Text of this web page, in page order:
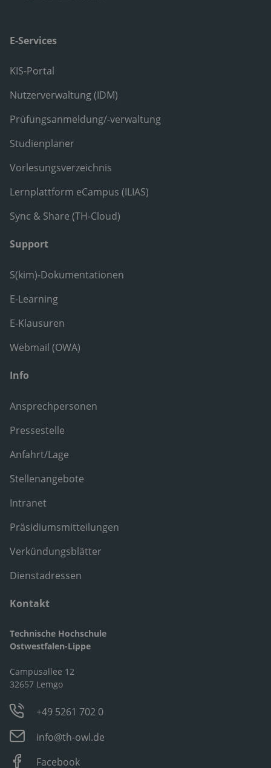
E-Services
KIS-Portal
Nutzerverwaltung (IDM)
Prüfungsanmeldung/-verwaltung
Studienplaner
Vorlesungsverzeichnis
Lernplattform eCampus (ILIAS)
Sync & Share (TH-Cloud)
Support
S(kim)-Dokumentationen
E-Learning
E-Klausuren
Webmail (OWA)
Info
Ansprechpersonen
Pressestelle
Anfahrt/Lage
Stellenangebote
Intranet
Präsidiumsmitteilungen
Verkündungsblätter
Dienstadressen
Kontakt
Technische Hochschule
Ostwestfalen-Lippe
Campusallee 12
32657 Lemgo
+49 5261 702 0
info@th-owl.de
Facebook